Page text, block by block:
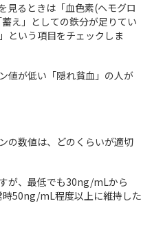
見るときは「血色素(ヘモグロ
え」としての鉄分が足りてい
という項目をチェックしま
値が低い「隠れ貧血」の人が
の数値は、どのくらいが適切
が、最低でも30ng/mLから
50ng/mL程度以上に維持した